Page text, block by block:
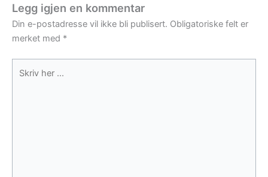
Legg igjen en kommentar
Din e-postadresse vil ikke bli publisert. Obligatoriske felt er
merket med *
her